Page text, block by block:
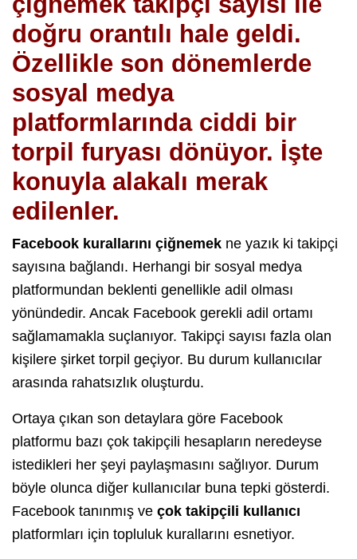
doğru orantılı hale geldi.
Özellikle son dönemlerde
sosyal medya
platformlarında ciddi bir
torpil furyası dönüyor. İşte
konuyla alakalı merak
edilenler.
Facebook kurallarını çiğnemek ne yazık ki takipçi
sayısına bağlandı. Herhangi bir sosyal medya
platformundan beklenti genellikle adil olması
yönündedir. Ancak Facebook gerekli adil ortamı
sağlamamakla suçlanıyor. Takipçi sayısı fazla olan
kişilere şirket torpil geçiyor. Bu durum kullanıcılar
arasında rahatsızlık oluşturdu.
Ortaya çıkan son detaylara göre Facebook
platformu bazı çok takipçili hesapların neredeyse
istedikleri her şeyi paylaşmasını sağlıyor. Durum
böyle olunca diğer kullanıcılar buna tepki gösterdi.
Facebook tanınmış ve çok takipçili kullanıcı
platformları için topluluk kurallarını esnetiyor.